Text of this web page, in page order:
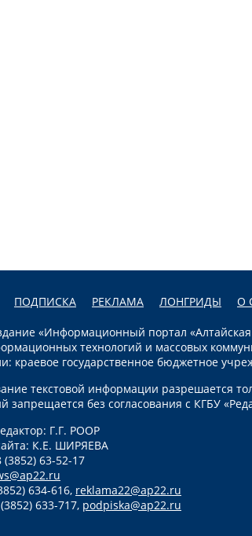
ПОДПИСКА РЕКЛАМА ЛОНГРИДЫ О
«Информационный портал
технологий и массовых
краевое государственное бюджетное
текстовой информации разрешается
запрещается без согласования с КГБУ
Г.Г. РООР
К.Е. ШИРЯЕВА
63-52-17
634-616, reklama22@ap22.ru
633-717, podpiska@ap22.ru